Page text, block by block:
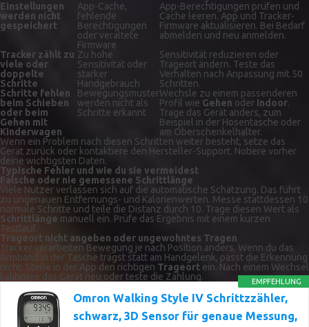
Einstellungen
werden nicht
gespeichert
App-Cache,
fehlende
Berechtigungen
oder veraltete
Firmware
App-Berechtigungen prüfen und
Cache leeren. App und Tracker-
Firmware aktualisieren. Bei Bedarf
abmelden und neu anmelden.
Tracker zählt zu
viele oder
doppelte
Schritte
Zu hohe
Sensitivität oder
starker
Handgebrauch
Sensitivität reduzieren oder
Trageort ändern. Teste das
Verhalten nach Anpassung mit 50
Schritten.
Schritte fehlen
beim Schieben
oder beim
Gehen mit
Kinderwagen
Bewegungsmuster
werden nicht als
Schritte erkannt
Wechsle zu einem passenderen
Profil wie Gehen oder Indoor.
Trage das Gerät anders, zum
Beispiel in der Hosentasche oder
am Oberschenkelhalter.
Wenn ein Problem nach diesen Schritten weiter besteht, setze das
Gerät zurück oder kontaktiere den Hersteller-Support. Notiere vorher
deine wichtigsten Daten.
Typische Fehler und wie du sie vermeidest
Falsche oder nie gemessene Schrittlänge
Viele Nutzer verlassen sich auf die automatische Schätzung. Das führt
zu ungenauen Entfernungs- und Kalorienwerten. Messe stattdessen 10
normale Schritte und teile die Distanz durch 10. Trage diesen Wert als
Schrittlänge manuell ein. Prüfe das Ergebnis mit einem kurzen
Testlauf.
Trageort nicht angeben oder ungewohntes Tragen
Tracker verarbeiten Bewegung je nach Position anders. Wenn du das
Armband in der Tasche trägst statt am Handgelenk, passt die Erkennung
nicht. Stelle in der App den richtigen Trageort ein. Nach einem Wechsel
kalibriere das Gerät neu oder teste die Zählung.
EMPFEHLUNG
Omron Walking Style IV Schrittzzähler,
schwarz, 3D Sensor für genaue Messung,